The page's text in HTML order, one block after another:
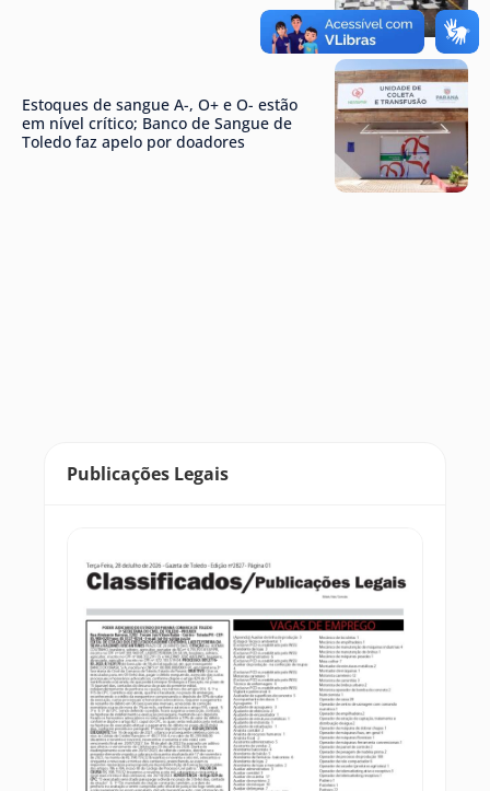
Estoques de sangue A-, O+ e O- estão
em nível crítico; Banco de Sangue de
Toledo faz apelo por doadores
Publicações Legais